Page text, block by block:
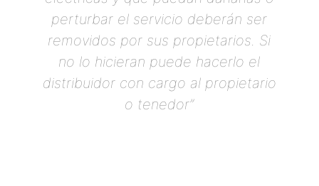
perturbar el servicio deberán ser
removidos por sus propietarios. Si
no lo hicieran puede hacerlo el
distribuidor con cargo al propietario
o tenedor”